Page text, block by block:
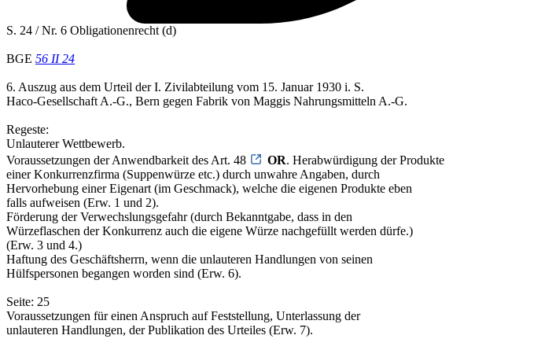
S. 24 / Nr. 6 Obligationenrecht (d)
BGE 56 II 24
6. Auszug aus dem Urteil der I. Zivilabteilung vom 15. Januar 1930 i. S.
Haco-Gesellschaft A.-G., Bern gegen Fabrik von Maggis Nahrungsmitteln A.-G.
Regeste:
Unlauterer Wettbewerb.
Voraussetzungen der Anwendbarkeit des Art. 48
OR. Herabwürdigung der Produkte
einer Konkurrenzfirma (Suppenwürze etc.) durch unwahre Angaben, durch
Hervorhebung einer Eigenart (im Geschmack), welche die eigenen Produkte eben
falls aufweisen (Erw. 1 und 2).
Förderung der Verwechslungsgefahr (durch Bekanntgabe, dass in den
Würzeflaschen der Konkurrenz auch die eigene Würze nachgefüllt werden dürfe.)
(Erw. 3 und 4.)
Haftung des Geschäftsherrn, wenn die unlauteren Handlungen von seinen
Hülfspersonen begangen worden sind (Erw. 6).
Seite: 25
Voraussetzungen für einen Anspruch auf Feststellung, Unterlassung der
unlauteren Handlungen, der Publikation des Urteiles (Erw. 7).